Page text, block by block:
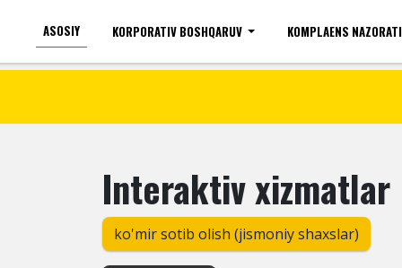
Ko'zi ojizlar uchun Shrift kattaligi
ASOSIY KORPORATIV BOSHQARUV KOMPLAENS NAZORATI
Interaktiv xizmatlar
ko'mir sotib olish (jismoniy shaxslar)